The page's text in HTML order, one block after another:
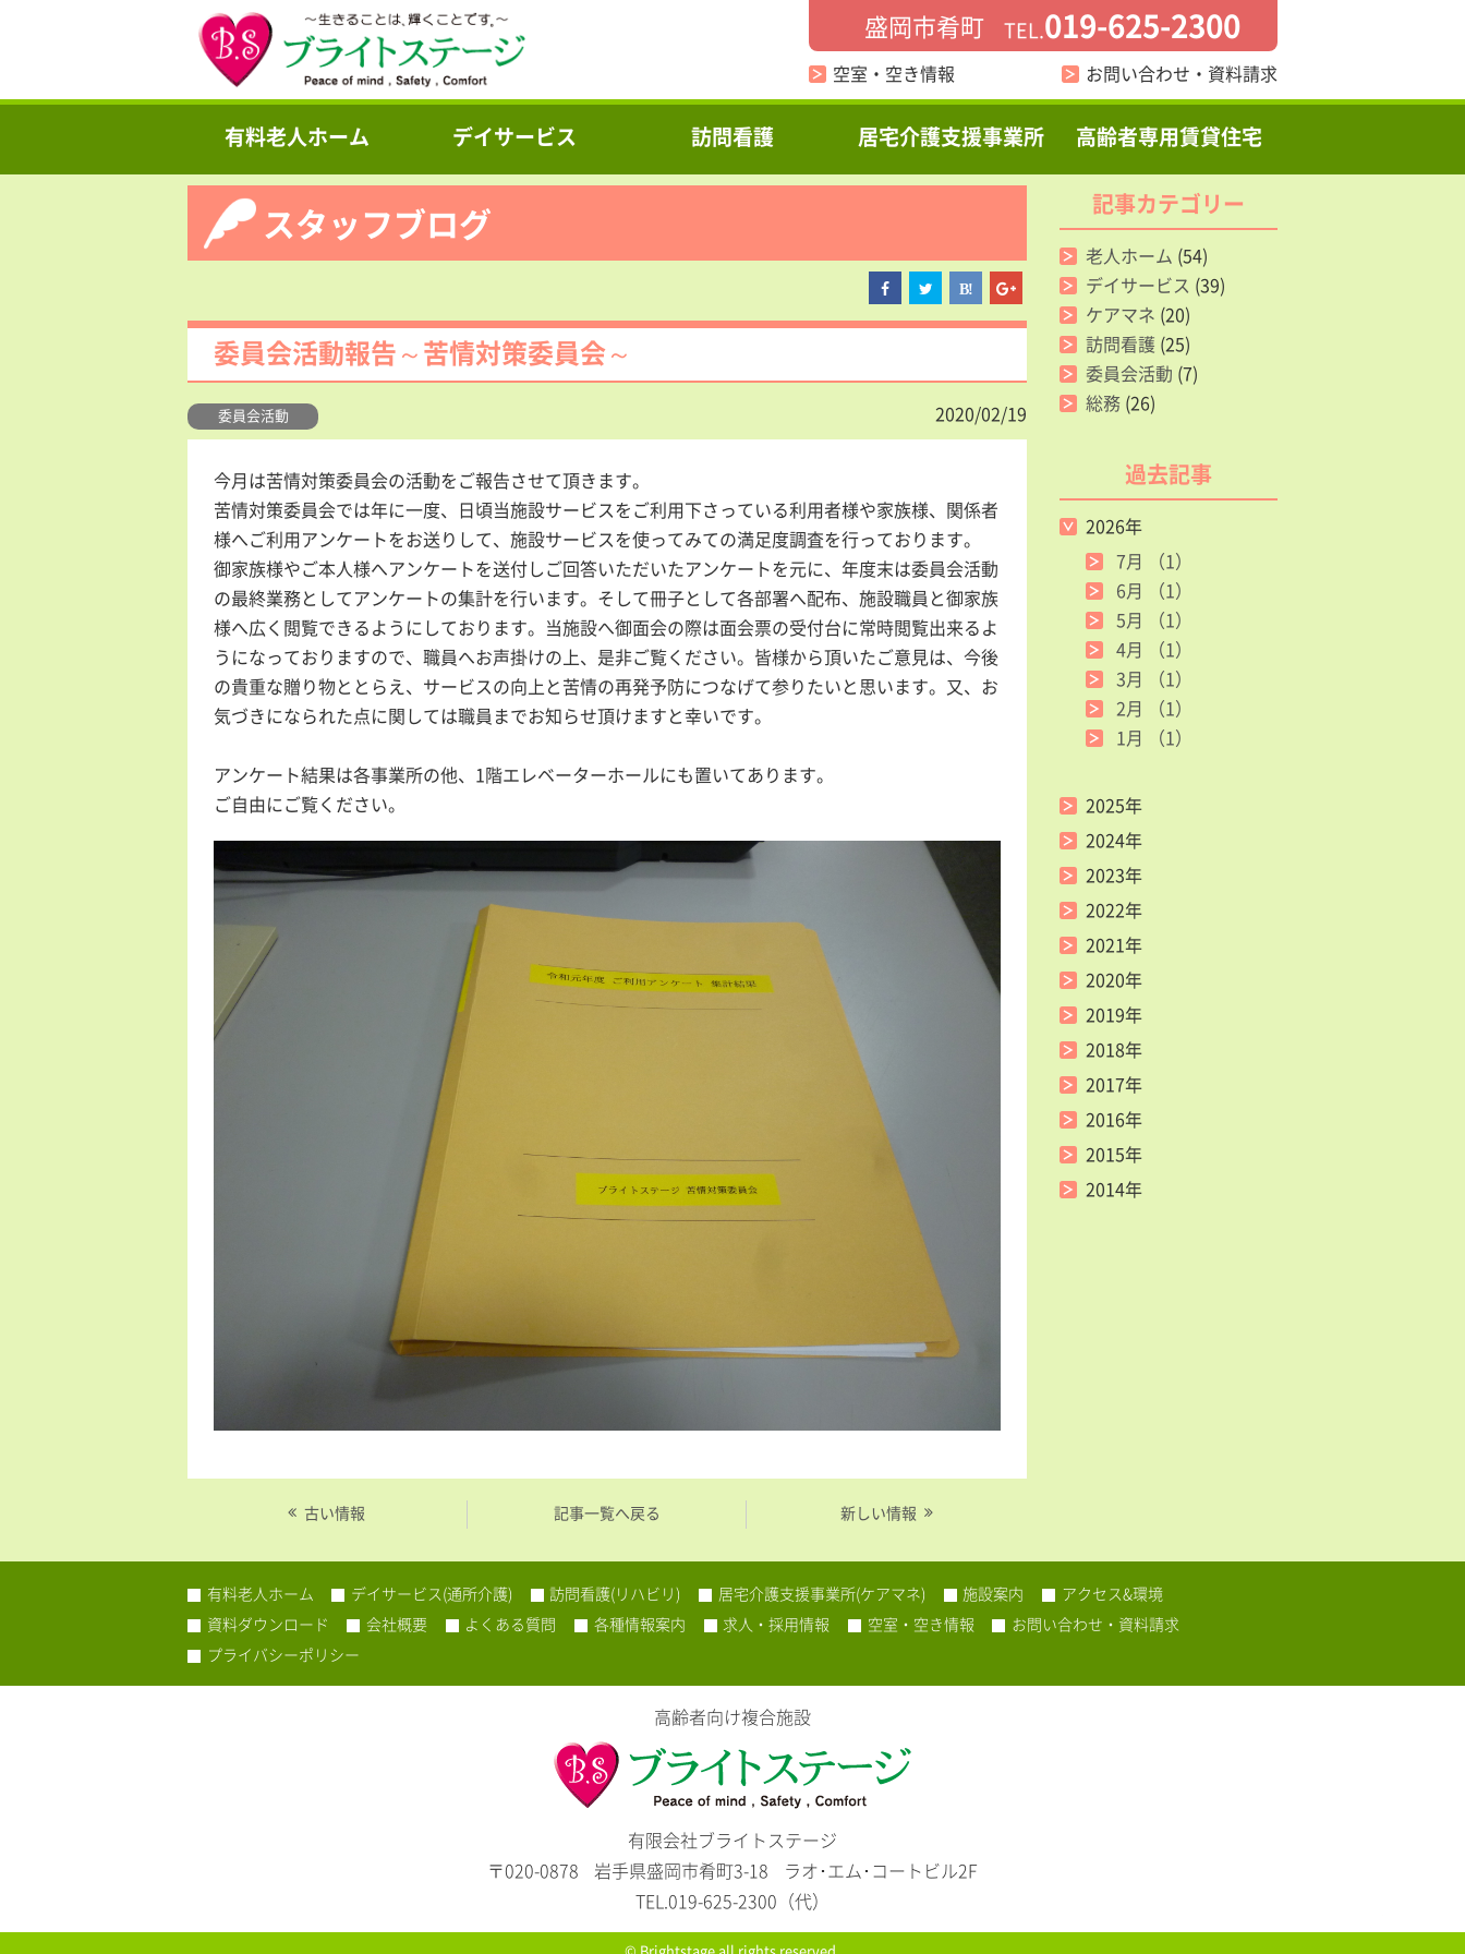
盛岡市肴町 TEL.019-625-2300
空室・空き情報 お問い合わせ・資料請求
有料老人ホーム デイサービス 訪問看護 居宅介護支援事業所 高齢者専用賃貸住宅
スタッフブログ
委員会活動報告～苦情対策委員会～
委員会活動 2020/02/19
今月は苦情対策委員会の活動をご報告させて頂きます。
苦情対策委員会では年に一度、日頃当施設サービスをご利用下さっている利用者様や家族様、関係者
様へご利用アンケートをお送りして、施設サービスを使ってみての満足度調査を行っております。
御家族様やご本人様へアンケートを送付しご回答いただいたアンケートを元に、年度末は委員会活動
の最終業務としてアンケートの集計を行います。そして冊子として各部署へ配布、施設職員と御家族
様へ広く閲覧できるようにしております。当施設へ御面会の際は面会票の受付台に常時閲覧出来るよ
うになっておりますので、職員へお声掛けの上、是非ご覧ください。皆様から頂いたご意見は、今後
の貴重な贈り物ととらえ、サービスの向上と苦情の再発予防につなげて参りたいと思います。又、お
気づきになられた点に関しては職員までお知らせ頂けますと幸いです。
アンケート結果は各事業所の他、 1階エレベーターホールにも置いてあります。
ご自由にご覧ください。
古い情報 記事一覧へ戻る 新しい情報
記事カテゴリー
老人ホーム (54)
デイサービス (39)
ケアマネ (20)
訪問看護 (25)
委員会活動 (7)
総務 (26)
過去記事
2026年
7月
（1）
6月
（1）
5月
（1）
4月
（1）
3月
（1）
2月
（1）
1月
（1）
2025年
2024年
2023年
2022年
2021年
2020年
2019年
2018年
2017年
2016年
2015年
2014年
有料老人ホーム デイサービス(通所介護) 訪問看護(リハビリ) 居宅介護支援事業所(ケアマネ) 施設案内
アクセス&環境
資料ダウンロード
会社概要 よくある質問 各種情報案内 求人・採用情報 空室・空き情報
お問い合わせ・資料請求
プライバシーポリシー
高齢者向け複合施設
有限会社ブライトステージ
〒020-0878
岩手県盛岡市肴町3-18
ラオ･エム･コートビル2F
TEL.019-625-2300（代）
© Brightstage all rights reserved.